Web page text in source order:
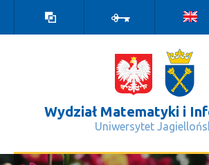
kontrastowa
Wydział Matematyki i
Uniwersytet
✨20 lat wydziału! -